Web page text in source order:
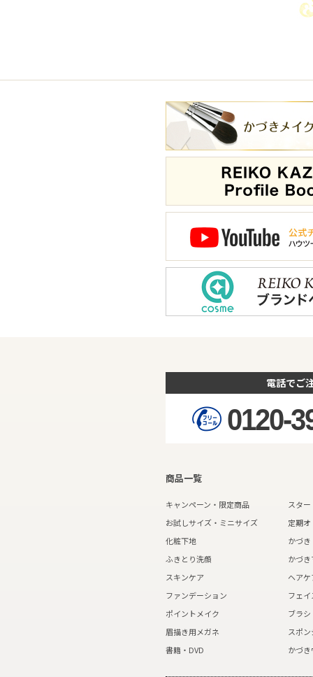
電話でご
0120-
商品一覧
キャンペーン・限定商品
スタ
お試しサイズ・ミニサイズ
定期
化粧下地
かづ
ふきとり洗顔
かづ
スキンケア
ヘアケ
ファンデーション
フェ
ポイントメイク
ブラシ
眉描き用メガネ
スポ
書籍・DVD
かづ